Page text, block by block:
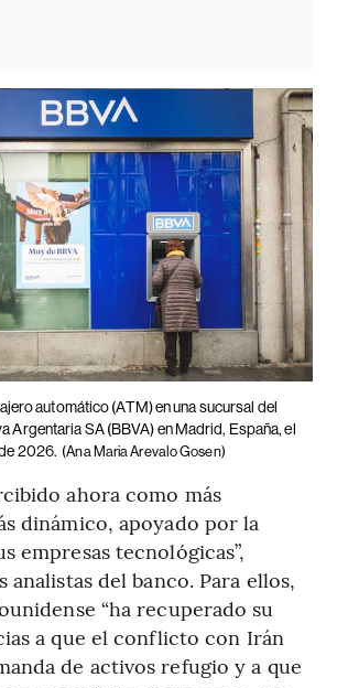
automático (ATM) en una sucursal del
Argentaria SA (BBVA) en Madrid, España, el
2026. (Ana Maria Arevalo Gosen)
ahora como más
dinámico, apoyado por la
empresas tecnológicas”,
del banco. Para ellos,
“ha recuperado su
a que el conflicto con Irán
de activos refugio y a que